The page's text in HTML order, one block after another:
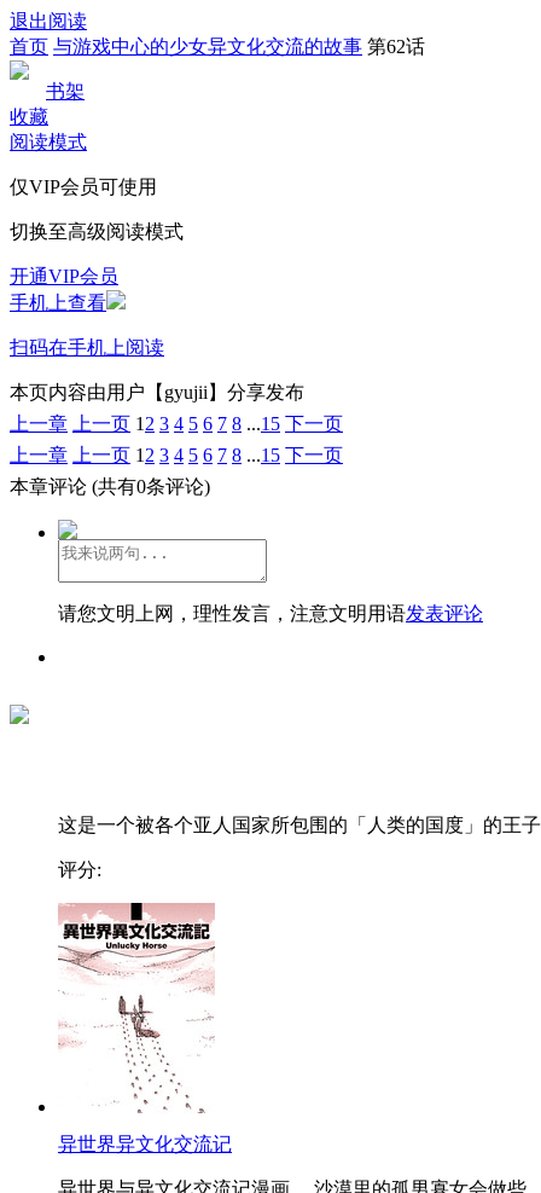
退出阅读
首页 与游戏中心的少女异文化交流的故事 第62话
书架
收藏
阅读模式
仅VIP会员可使用
切换至高级阅读模式
开通VIP会员
手机上查看
扫码在手机上阅读
本页内容由用户【gyujii】分享发布
上一章
上一页 1 2 3 4 5 6 7 8 ...15 下一页
上一章
上一页 1 2 3 4 5 6 7 8 ...15 下一页
本章评论 (共有0条评论)
请您文明上网，理性发言，注意文明用语发表评论
这是一个被各个亚人国家所包围的「人类的国度」的王
评分:
异世界异文化交流记
异世界与异文化交流记漫画 ，沙漠里的孤男寡女会做些...